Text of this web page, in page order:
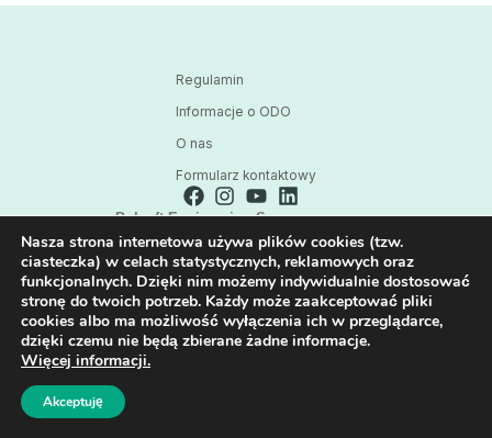
Regulamin
Informacje o ODO
O nas
Formularz kontaktowy
Polsoft Engineering Sp. z o.o.
ul. 73 Pułku Piechoty 1, 40-467 Katowice
Skontaktuj się z nami:
32 209 80 39
E-mail:
HPE@POLSOFT.PL
Wszystkie prawa zastrzeżone © 2026 Polsoft Engineering Sp. z o.o.
Nasza strona internetowa używa plików cookies (tzw.
ciasteczka) w celach statystycznych, reklamowych oraz
funkcjonalnych. Dzięki nim możemy indywidualnie dostosować
stronę do twoich potrzeb. Każdy może zaakceptować pliki
cookies albo ma możliwość wyłączenia ich w przeglądarce,
dzięki czemu nie będą zbierane żadne informacje.
Więcej informacji.
Akceptuję